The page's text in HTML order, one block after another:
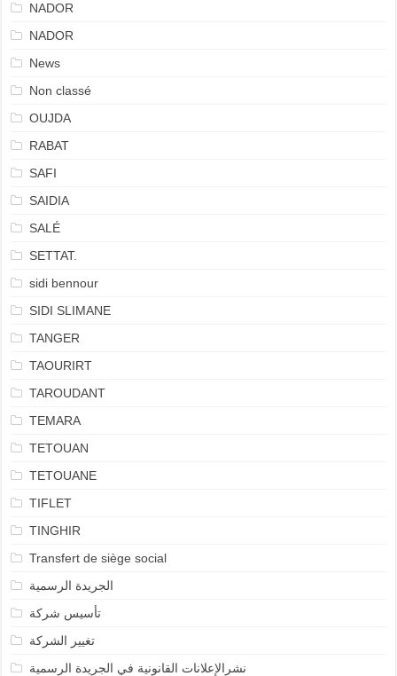
NADOR
NADOR
News
Non classé
OUJDA
RABAT
SAFI
SAIDIA
SALÉ
SETTAT.
sidi bennour
SIDI SLIMANE
TANGER
TAOURIRT
TAROUDANT
TEMARA
TETOUAN
TETOUANE
TIFLET
TINGHIR
Transfert de siège social
الجريدة الرسمية
تأسيس شركة
تغيير الشركة
نشرالإعلانات القانونية في الجريدة الرسمية